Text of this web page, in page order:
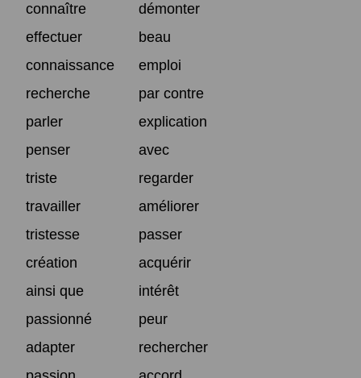
connaître
démonter
effectuer
beau
connaissance
emploi
recherche
par contre
parler
explication
penser
avec
triste
regarder
travailler
améliorer
tristesse
passer
création
acquérir
ainsi que
intérêt
passionné
peur
adapter
rechercher